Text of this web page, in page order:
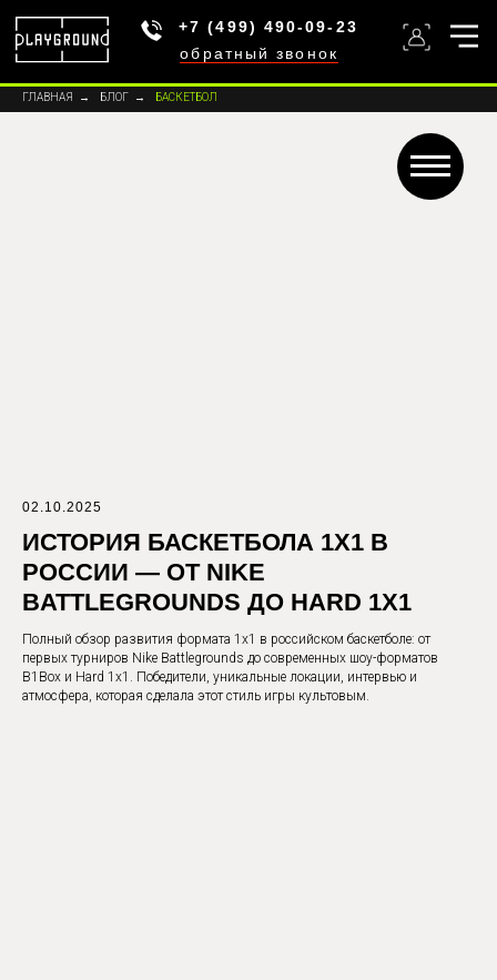
+7 (499) 490-09-23
обратный звонок
ГЛАВНАЯ → БЛОГ →
БАСКЕТБОЛ
02.10.2025
ИСТОРИЯ БАСКЕТБОЛА 1X1 В
РОССИИ — ОТ NIKE
BATTLEGROUNDS ДО HARD 1X1
Полный обзор развития формата 1х1 в российском баскетболе: от
первых турниров Nike Battlegrounds до современных шоу-форматов
B1Box и Hard 1х1. Победители, уникальные локации, интервью и
атмосфера, которая сделала этот стиль игры культовым.